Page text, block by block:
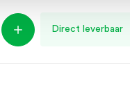
Direct leverbaar